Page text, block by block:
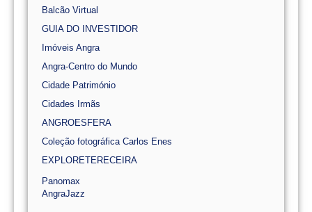
Balcão Virtual
GUIA DO INVESTIDOR
Imóveis Angra
Angra-Centro do Mundo
Cidade Património
Cidades Irmãs
ANGROESFERA
Coleção fotográfica Carlos Enes
EXPLORETERECEIRA
Panomax
AngraJazz